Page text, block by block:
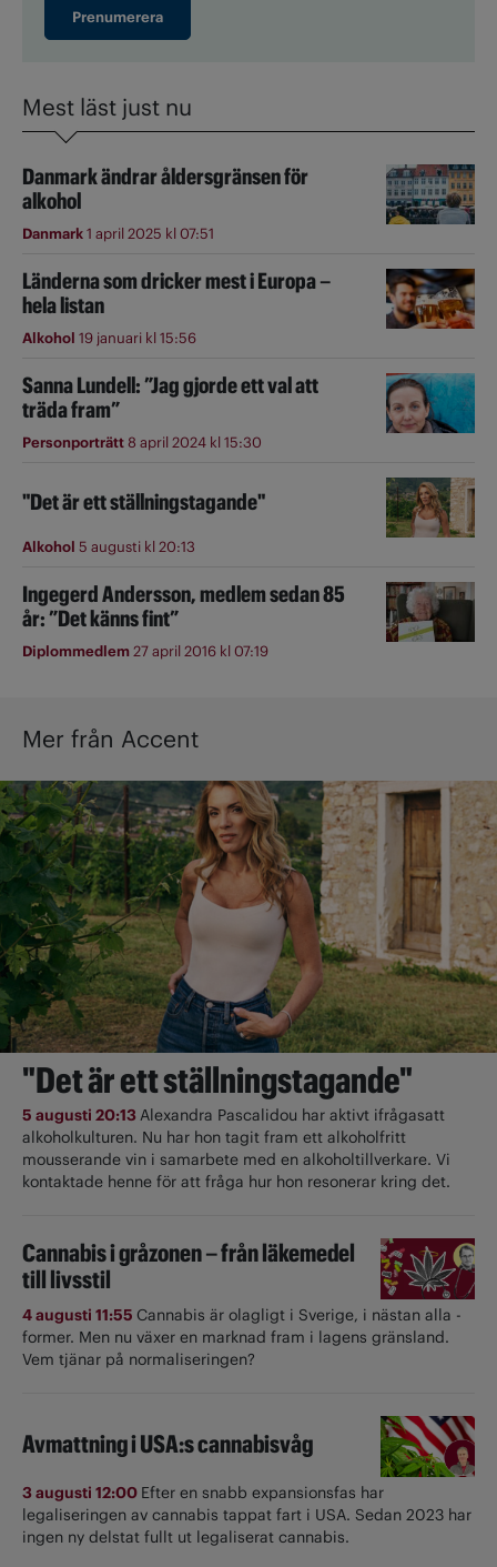
Prenumerera
Mest läst just nu
Danmark ändrar åldersgränsen för
alkohol
Danmark1 april 2025 kl 07:51
Länderna som dricker mest i Europa –
hela listan
Alkohol 19 januari kl 15:56
Sanna Lundell: ”Jag gjorde ett val att
träda fram”
Personporträtt8 april 2024 kl 15:30
"Det är ett ställningstagande"
Alkohol 5 augusti kl 20:13
Ingegerd Andersson, medlem sedan 85
år: ”Det känns fint”
Diplommedlem27 april 2016 kl 07:19
Mer från Accent
"Det är ett ställningstagande"
5 augusti 20:13Alexandra Pascalidou har aktivt ifrågasatt
alkoholkulturen. Nu har hon tagit fram ett alkoholfritt
mousserande vin i samarbete med en alkoholtillverkare. Vi
kontaktade henne för att fråga hur hon resonerar kring det.
Cannabis i gråzonen – från läkemedel
till livsstil
4 augusti 11:55 Cannabis är olagligt i ­Sverige, i nästan alla ­
former. Men nu växer en marknad fram i lagens gränsland.
Vem tjänar på normaliseringen?
Avmattning i USA:s cannabisvåg
3 augusti 12:00 Efter en snabb expansionsfas har
legaliseringen av cannabis tappat fart i USA. Sedan 2023 har
ingen ny delstat fullt ut ­legaliserat cannabis.